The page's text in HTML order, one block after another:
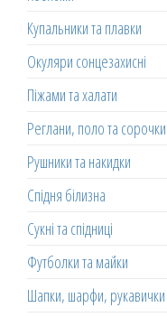
Купальники та плавки
Окуляри сонцезахисні
Піжами та халати
Реглани, поло та сорочки
Рушники та накидки
Спідня білизна
Сукні та спідниці
Футболки та майки
Шапки, шарфи, рукавички